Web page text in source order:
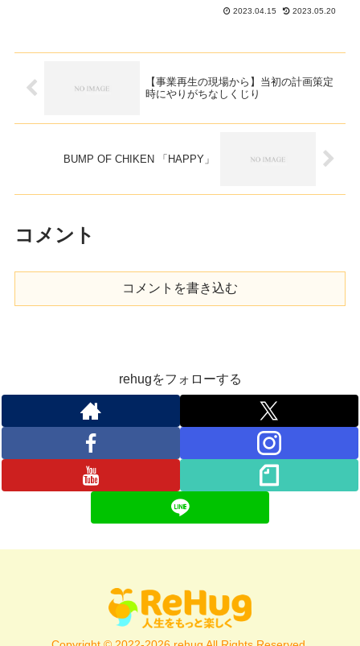
2023.04.15 2023.05.20
【事業再生の現場から】当初の計画策定
時にやりがちなしくじり
BUMP OF CHIKEN 「HAPPY」
コメント
コメントを書き込む
rehugをフォローする